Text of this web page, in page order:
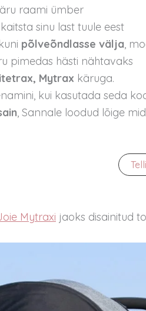
raami ümber
sinu last tuule eest
põlveõndlasse välja,
pimedas hästi nähtavaks
Mytrax käruga.
kui kasutada seda
, Sannale loodud lõige
Mytraxi jaoks disainitud